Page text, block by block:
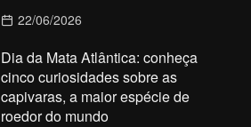
22/06/2026
Dia da Mata Atlântica: conheça
cinco curiosidades sobre as
capivaras, a maior espécie de
roedor do mundo